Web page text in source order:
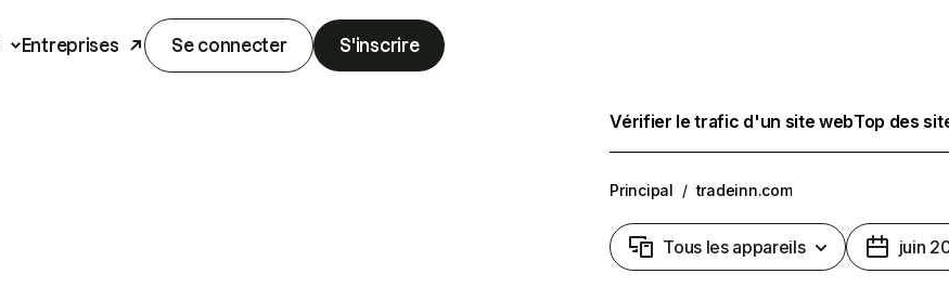
Entreprises Se connecter S'inscrire
Vérifier le trafic d'un site webTop des
Principal / tradeinn.com
Tous les appareils juin